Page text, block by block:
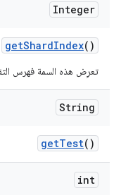
Integer
getShardIndex()
تعرِض هذه السمة فهرس
String
getTest()
int